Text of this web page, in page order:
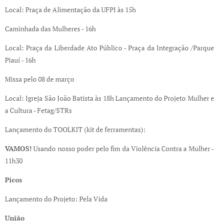
Local: Praça de Alimentação da UFPI às 15h
Caminhada das Mulheres - 16h
Local: Praça da Liberdade Ato Público - Praça da Integração /Parque
Piauí - 16h
Missa pelo 08 de março
Local: Igreja São João Batista às 18h Lançamento do Projeto Mulher e
a Cultura - Fetag/STRs
Lançamento do TOOLKIT (kit de ferramentas):
VAMOS! Usando nosso poder pelo fim da Violência Contra a Mulher -
11h30
Picos
Lançamento do Projeto: Pela Vida
União